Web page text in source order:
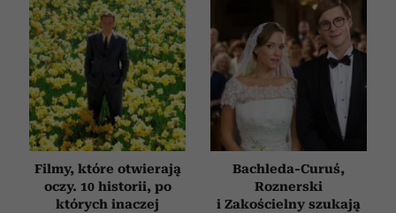
Filmy, które otwierają
oczy. 10 historii, po
których inaczej
Bachleda-Curuś,
Roznerski
i Zakościelny szukają